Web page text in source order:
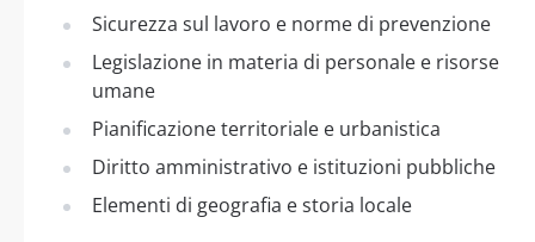
Sicurezza sul lavoro e norme di prevenzione
Legislazione in materia di personale e risorse
umane
Pianificazione territoriale e urbanistica
Diritto amministrativo e istituzioni pubbliche
Elementi di geografia e storia locale